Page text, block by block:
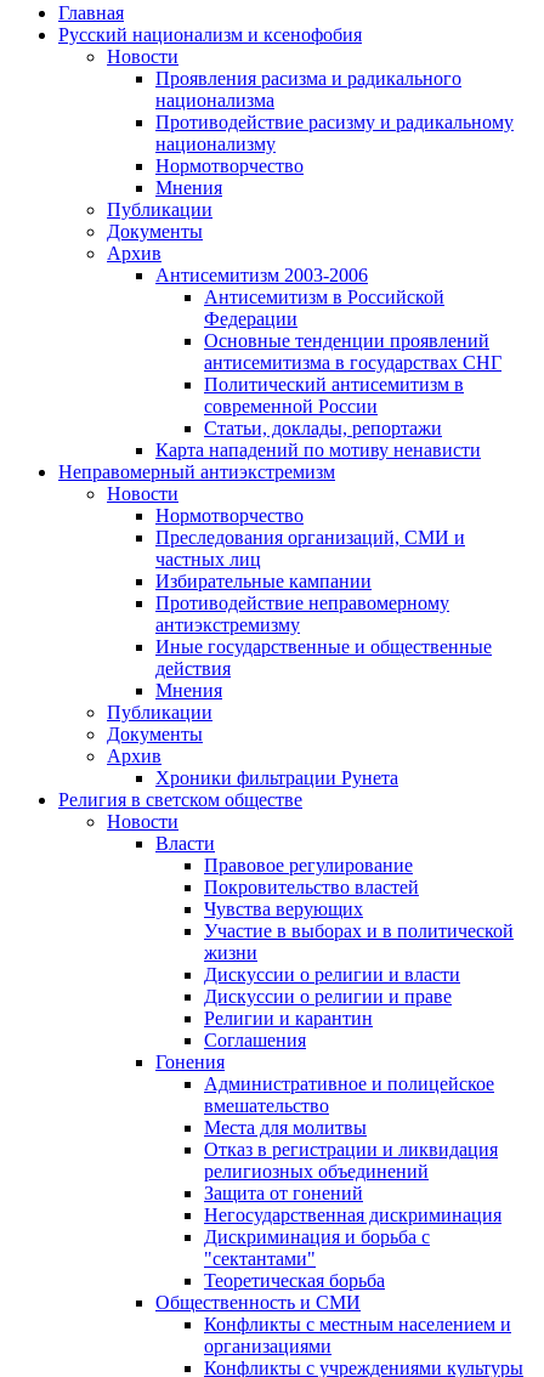
Главная
Русский национализм и ксенофобия
Новости
Проявления расизма и радикального
национализма
Противодействие расизму и радикальному
национализму
Нормотворчество
Мнения
Публикации
Документы
Архив
Антисемитизм 2003-2006
Антисемитизм в Российской
Федерации
Основные тенденции проявлений
антисемитизма в государствах СНГ
Политический антисемитизм в
современной России
Статьи, доклады, репортажи
Карта нападений по мотиву ненависти
Неправомерный антиэкстремизм
Новости
Нормотворчество
Преследования организаций, СМИ и
частных лиц
Избирательные кампании
Противодействие неправомерному
антиэкстремизму
Иные государственные и общественные
действия
Мнения
Публикации
Документы
Архив
Хроники фильтрации Рунета
Религия в светском обществе
Новости
Власти
Правовое регулирование
Покровительство властей
Чувства верующих
Участие в выборах и в политической
жизни
Дискуссии о религии и власти
Дискуссии о религии и праве
Религии и карантин
Соглашения
Гонения
Административное и полицейское
вмешательство
Места для молитвы
Отказ в регистрации и ликвидация
религиозных объединений
Защита от гонений
Негосударственная дискриминация
Дискриминация и борьба с
"сектантами"
Теоретическая борьба
Общественность и СМИ
Конфликты с местным населением и
организациями
Конфликты с учреждениями культуры